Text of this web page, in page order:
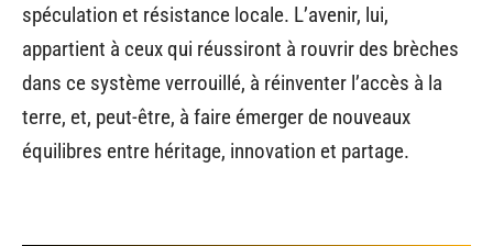
spéculation et résistance locale. L’avenir, lui,
appartient à ceux qui réussiront à rouvrir des brèches
dans ce système verrouillé, à réinventer l’accès à la
terre, et, peut-être, à faire émerger de nouveaux
équilibres entre héritage, innovation et partage.